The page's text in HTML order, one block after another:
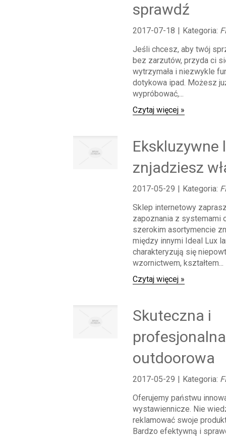
sprawdź
2017-07-18 | Kategoria:
Jeśli chcesz, aby twój
bez zarzutów, przyda ci
wytrzymała i niezwykle
dotykowa ipad. Możesz
wypróbować,...
Czytaj więcej »
Ekskluzywne
znjadziesz
2017-05-29 | Kategoria:
Sklep internetowy
zapoznania z systemami
szerokim asortymencie
między innymi Ideal Lux
charakteryzują się
wzornictwem, kształtem...
Czytaj więcej »
Skuteczna i
outdoorowa
2017-05-29 | Kategoria:
Oferujemy państwu
wystawiennicze. Nie
reklamować swoje
Bardzo efektywną i